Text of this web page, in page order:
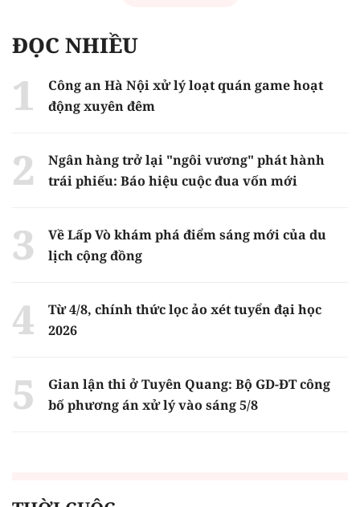
ĐỌC NHIỀU
Công an Hà Nội xử lý loạt quán game hoạt
động xuyên đêm
Ngân hàng trở lại "ngôi vương" phát hành
trái phiếu: Báo hiệu cuộc đua vốn mới
Về Lấp Vò khám phá điểm sáng mới của du
lịch cộng đồng
Từ 4/8, chính thức lọc ảo xét tuyển đại học
2026
Gian lận thi ở Tuyên Quang: Bộ GD-ĐT công
bố phương án xử lý vào sáng 5/8